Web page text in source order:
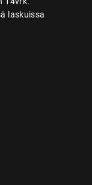
laskuissa